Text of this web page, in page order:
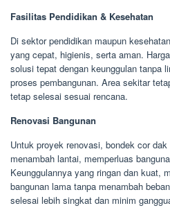
Fasilitas Pendidikan & Kesehatan
Di sektor pendidikan maupun
yang cepat, higienis, serta aman.
solusi tepat dengan keunggulan tanpa
proses pembangunan. Area sekitar
tetap selesai sesuai rencana.
Renovasi Bangunan
Untuk proyek renovasi, bondek cor
menambah lantai, memperluas
Keunggulannya yang ringan dan kuat,
bangunan lama tanpa menambah
selesai lebih singkat dan minim